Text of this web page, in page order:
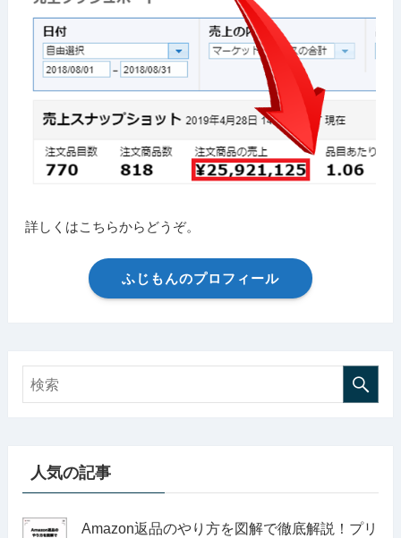
詳しくはこちらからどうぞ。
ふじもんのプロフィール
人気の記事
Amazon返品のやり方を図解で徹底解説！プリ